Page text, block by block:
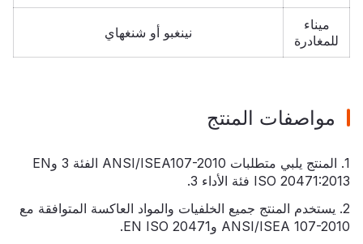
ميناء
للمغادرة
نينغبو أو شنغهاي
مواصفات المنتج
1. المنتج يلبي متطلبات ANSI/ISEA107-2010 الفئة 3 وEN
ISO 20471:2013 فئة الأداء 3.
2. يستخدم المنتج جميع الخلفيات والمواد العاكسة المتوافقة مع
ANSI/ISEA 107-2010 وEN ISO 20471.